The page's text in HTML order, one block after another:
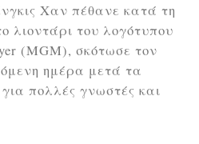
Χαν πέθανε κατά τη
λιοντάρι του λογότυπου
(ΜGM), σκότωσε τον
ημέρα μετά τα
πολλές γνωστές και